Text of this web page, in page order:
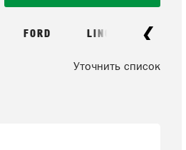
FORD LINCOLN
Уточнить список